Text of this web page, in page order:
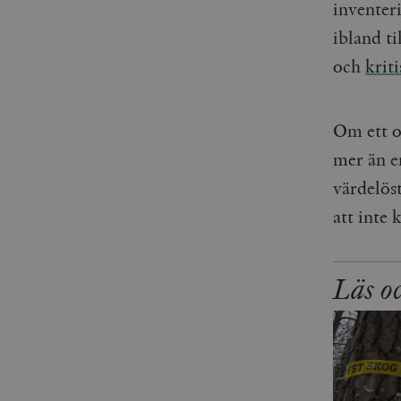
ibland
och
Om ett
mer än
att inte
Läs
VISITOR_INFO1_LIVE